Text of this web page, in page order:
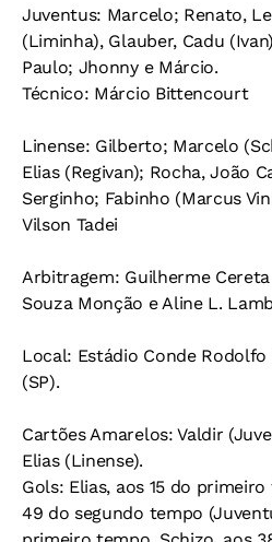
Juventus: Marcelo; Renato,
(Liminha), Glauber, Cadu
Paulo; Jhonny e Márcio.
Técnico: Márcio Bittencourt
Linense: Gilberto; Marcelo
Elias (Regivan); Rocha, João
Serginho; Fabinho (Marcus
Vilson Tadei
Arbitragem: Guilherme
Souza Monção e Aline L.
Local: Estádio Conde Rodolfo
(SP).
Cartões Amarelos: Valdir
Elias (Linense).
Gols: Elias, aos 15 do
49 do segundo tempo